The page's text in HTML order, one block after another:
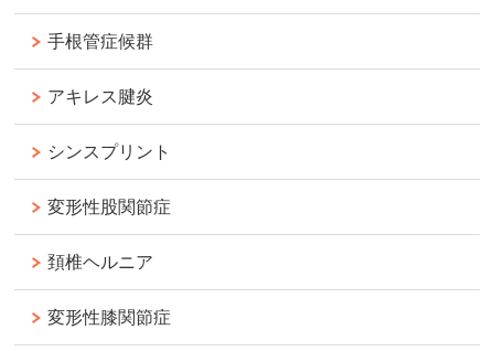
手根管症候群
アキレス腱炎
シンスプリント
変形性股関節症
頚椎ヘルニア
変形性膝関節症